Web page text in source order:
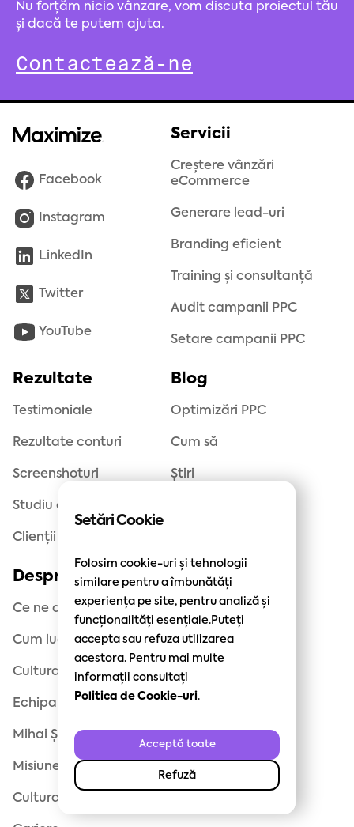
Nu forțăm nicio vânzare, vom discuta proiectul tău
și dacă te putem ajuta.
Contactează-ne
Facebook
Instagram
LinkedIn
Twitter
YouTube
Servicii
Creștere vânzări
eCommerce
Generare lead-uri
Branding eficient
Training și consultanță
Audit campanii PPC
Setare campanii PPC
Rezultate
Testimoniale
Rezultate conturi
Screenshoturi
Studiu de caz
Clienții noștri
Blog
Optimizări PPC
Cum să
Știri
Despre noi
Ce ne diferențiază
Cum lucrăm
Cultura
Echipa
Mihai Șoșa, Fondator
Misiune, Viziune, Valori
Cultura
Politici site
Politica GDPR
Opt-out Marketing
Cookie-uri
Termeni și condiții
Politica Newsletter
Setări Cookie
Folosim cookie-uri și tehnologii
similare pentru a îmbunătăți
experiența pe site, pentru analiză și
funcționalități esențiale.Puteți
accepta sau refuza utilizarea
acestora. Pentru mai multe
informații consultați
Politica de Cookie-uri.
Acceptă toate
Refuză